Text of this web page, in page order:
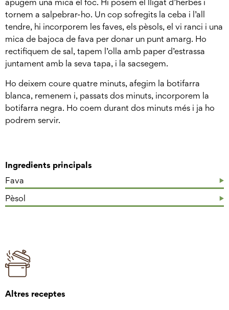
apugem una mica el foc. Hi posem el lligat d’herbes i
tornem a salpebrar-ho. Un cop sofregits la ceba i l’all
tendre, hi incorporem les faves, els pèsols, el vi ranci i una
mica de bajoca de fava per donar un punt amarg. Ho
rectifiquem de sal, tapem l’olla amb paper d’estrassa
juntament amb la seva tapa, i la sacsegem.
Ho deixem coure quatre minuts, afegim la botifarra
blanca, remenem i, passats dos minuts, incorporem la
botifarra negra. Ho coem durant dos minuts més i ja ho
podrem servir.
Ingredients principals
Fava
Pèsol
Altres receptes